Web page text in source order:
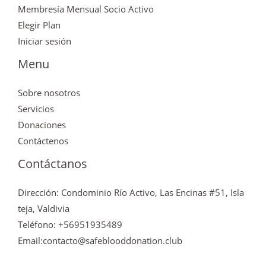
Membresía Mensual Socio Activo
Elegir Plan
Iniciar sesión
Menu
Sobre nosotros
Servicios
Donaciones
Contáctenos
Contáctanos
Dirección: Condominio Río Activo, Las Encinas #51, Isla
teja, Valdivia
Teléfono: +56951935489
Email:contacto@safeblooddonation.club